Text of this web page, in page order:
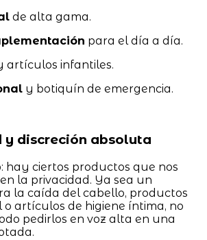
de alta gama.
para el día a día.
artículos infantiles.
y botiquín de emergencia.
y discreción absoluta
hay ciertos productos que nos
la privacidad. Ya sea un
la caída del cabello, productos
artículos de higiene íntima, no
pedirlos en voz alta en una